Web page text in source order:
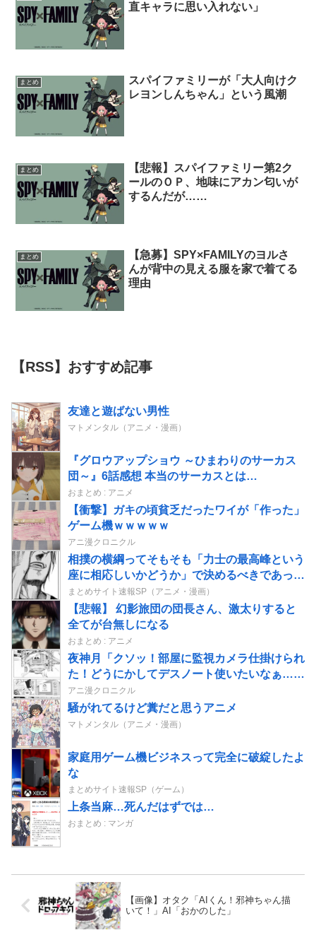
直キャラに思い入れない」
まとめ
スパイファミリーが「大人向けク
レヨンしんちゃん」という風潮
まとめ
【悲報】スパイファミリー第2ク
ールのＯＰ、地味にアカン匂いが
するんだが……
まとめ
【急募】SPY×FAMILYのヨルさ
んが背中の見える服を家で着てる
理由
【RSS】おすすめ記事
友達と遊ばない男性
マトメンタル（アニメ・漫画）
『グロウアップショウ ～ひまわりのサーカス
団～』6話感想 本当のサーカスとは…
おまとめ : アニメ
【衝撃】ガキの頃貧乏だったワイが「作った」
ゲーム機ｗｗｗｗｗ
アニ漫クロニクル
相撲の横綱ってそもそも「力士の最高峰という
座に相応しいかどうか」で決めるべきであって
横綱に相応しい者がいないなら別に不在でもい
いはずだよな
まとめサイト速報SP（アニメ・漫画）
【悲報】 幻影旅団の団長さん、激太りすると
全てが台無しになる
おまとめ : アニメ
夜神月「クソッ！部屋に監視カメラ仕掛けられ
た！どうにかしてデスノート使いたいなぁ…せ
や！」→結果
アニ漫クロニクル
騒がれてるけど糞だと思うアニメ
マトメンタル（アニメ・漫画）
家庭用ゲーム機ビジネスって完全に破綻したよ
な
まとめサイト速報SP（ゲーム）
上条当麻…死んだはずでは…
おまとめ : マンガ
【画像】オタク「AIくん！邪神ちゃん描
いて！」AI「おかのした」